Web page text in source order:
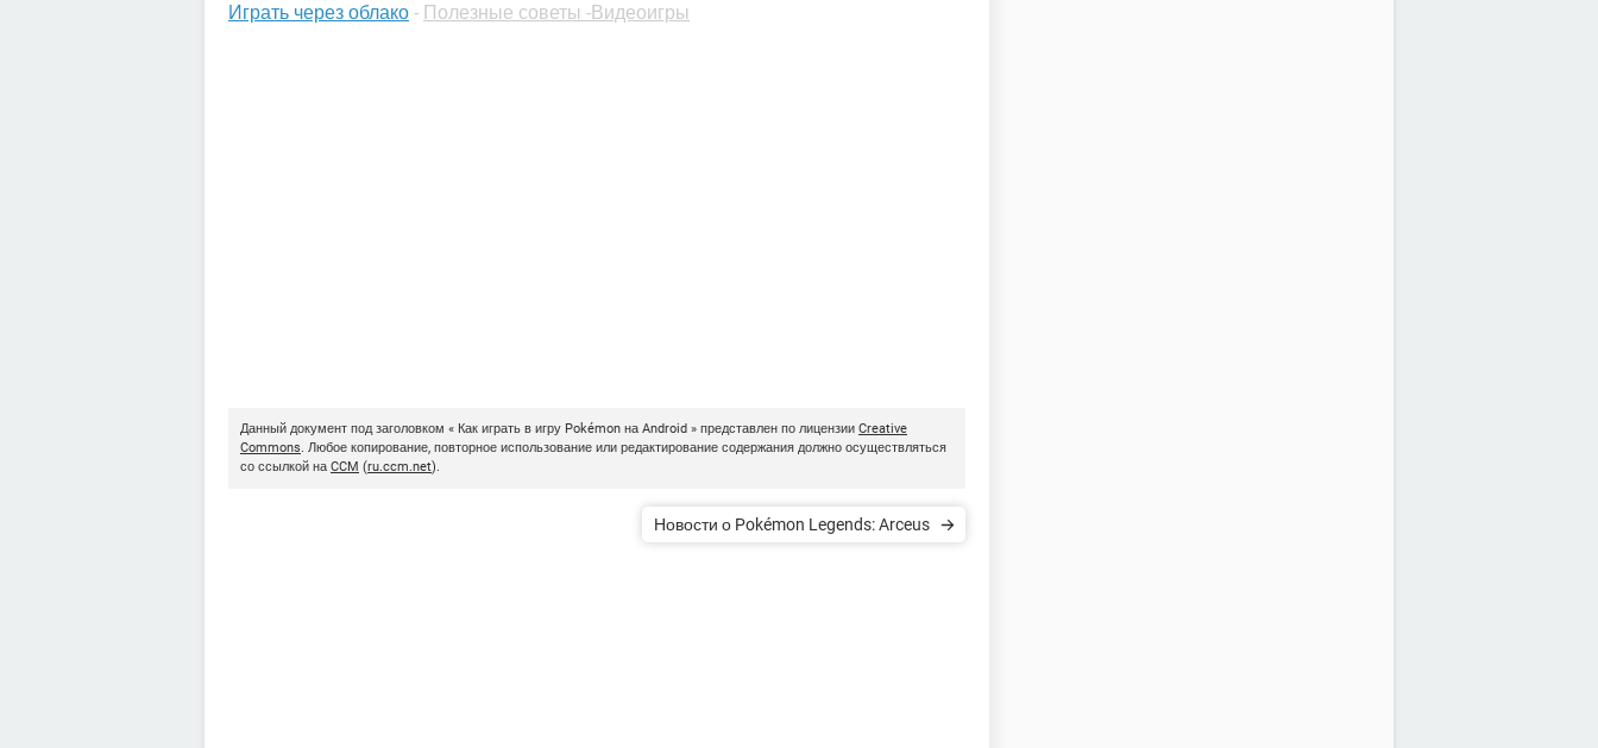
Играть через облако - Полезные советы -Видеоигры
Данный документ под заголовком « Как играть в игру Pokémon на Android » представлен по лицензии Creative
Commons. Любое копирование, повторное использование или редактирование содержания должно осуществляться
со ссылкой на CCM (ru.ccm.net).
Новости о Pokémon Legends: Arceus